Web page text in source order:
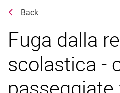
Back
Fuga dalla
scolastica -